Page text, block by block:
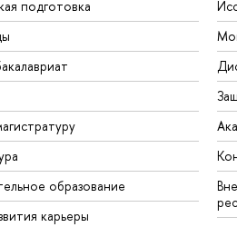
подготовка
образование
карьеры